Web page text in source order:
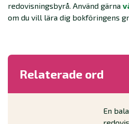
redovisningsbyrå. Använd gärna
om du vill lära dig bokföringens
Relaterade ord
En